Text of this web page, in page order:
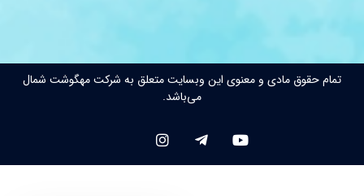
تمام حقوق مادی و معنوی این وبسایت متعلق به شرکت مهگوشت شمال
می‌باشد.